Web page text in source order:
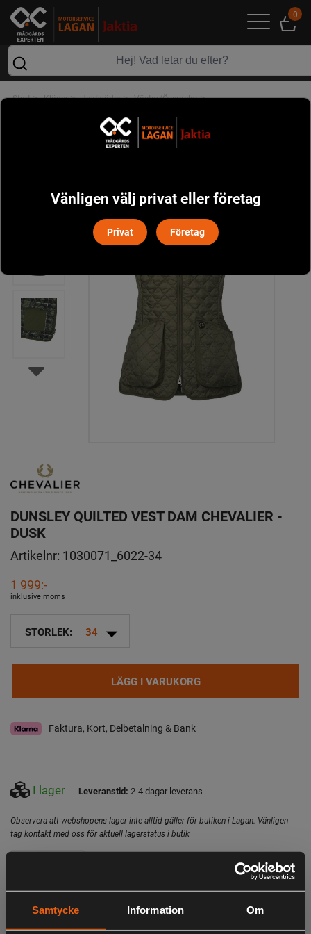
Samtycke Information Om
0
Start> Kläder> Jaktkläder> Västar/Överdelar>
DUNSLEY QUILTED VEST DAM CHEVALIER -
DUSK
Artikelnr: 1030071_6022-34
1 999:-
inklusive moms
STORLEK: 34 arrow_drop_down
LÄGG I VARUKORG
Faktura, Kort, Delbetalning & Bank
I lager Leveranstid: 2-4 dagar leverans
Observera att webshopens lager inte alltid gäller för butiken i Lagan. Vänligen
tag kontakt med oss för aktuell lagerstatus i butik
Tvåvägsdragkedja
Vänligen välj privat eller företag
Privat Företag